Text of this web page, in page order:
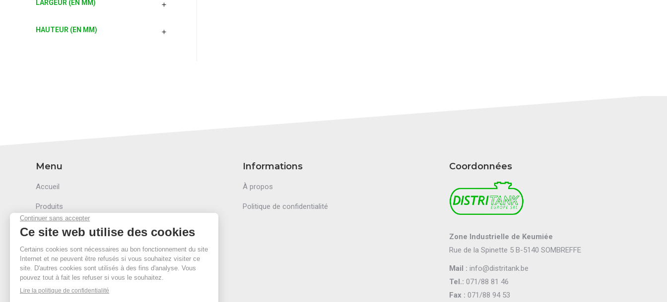
LARGEUR (EN MM)
HAUTEUR (EN MM)
Menu
Accueil
Produits
Accessoires
Secteurs
Informations
À propos
Politique de confidentialité
Coordonnées
Zone Industrielle de Keumiée
Rue de la Spinette 5 B-5140 SOMBREFFE
Mail :info@distritank.be
Tel.: 071/88 81 46
Fax : 071/88 94 53